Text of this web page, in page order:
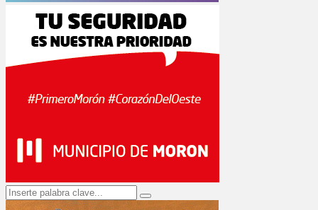
Search
for:
Search